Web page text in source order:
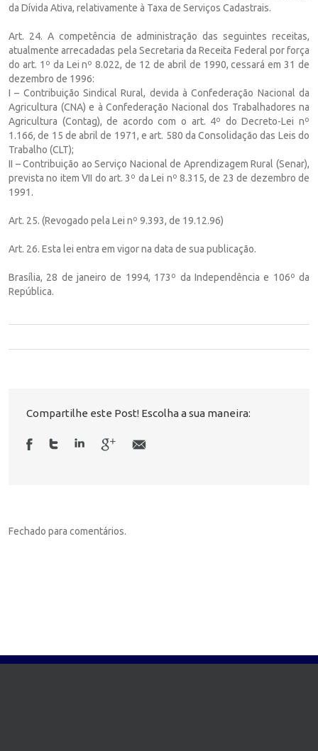
da Dívida Ativa, relativamente à Taxa de Serviços Cadastrais.
Art. 24. A competência de administração das seguintes receitas,
atualmente arrecadadas pela Secretaria da Receita Federal por força
do art. 1º da Lei nº 8.022, de 12 de abril de 1990, cessará em 31 de
dezembro de 1996:
I – Contribuição Sindical Rural, devida à Confederação Nacional da
Agricultura (CNA) e à Confederação Nacional dos Trabalhadores na
Agricultura (Contag), de acordo com o art. 4º do Decreto-Lei nº
1.166, de 15 de abril de 1971, e art. 580 da Consolidação das Leis do
Trabalho (CLT);
II – Contribuição ao Serviço Nacional de Aprendizagem Rural (Senar),
prevista no item VII do art. 3º da Lei nº 8.315, de 23 de dezembro de
1991.
Art. 25. (Revogado pela Lei nº 9.393, de 19.12.96)
Art. 26. Esta lei entra em vigor na data de sua publicação.
Brasília, 28 de janeiro de 1994, 173º da Independência e 106º da
República.
Compartilhe este Post! Escolha a sua maneira:
Fechado para comentários.